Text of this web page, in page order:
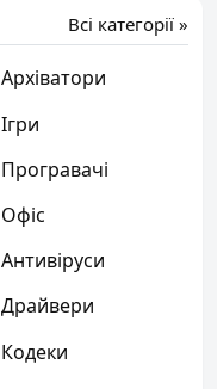
Всі категорії »
Архіватори
Ігри
Програвачі
Офіс
Антивіруси
Драйвери
Кодеки